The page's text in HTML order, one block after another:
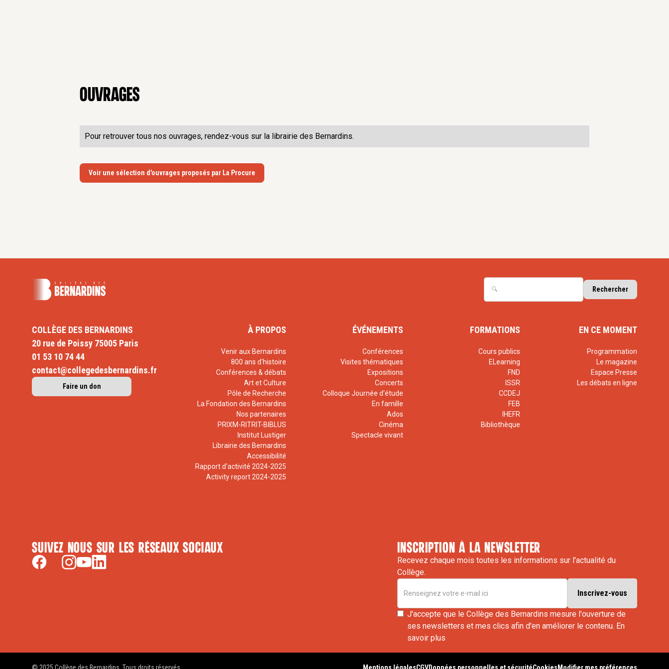
Ouvrages
Pour retrouver tous nos ouvrages, rendez-vous sur la librairie des Bernardins.
Voir une sélection d'ouvrages proposés par La Procure
COLLÈGE DES BERNARDINS
20 rue de Poissy 75005 Paris
01 53 10 74 44
contact@collegedesbernardins.fr
Faire un don
À PROPOS
Venir aux Bernardins
800 ans d'histoire
Conférences & débats
Art et Culture
Pôle de Recherche
La Fondation des Bernardins
Nos partenaires
PRIXM-RITRIT-BIBLUS
Institut Lustiger
Librairie des Bernardins
Accessibilité
Rapport d'activité 2024-2025
Activity report 2024-2025
ÉVÉNEMENTS
Conférences
Visites thématiques
Expositions
Concerts
Colloque Journée d'étude
En famille
Ados
Cinéma
Spectacle vivant
FORMATIONS
Cours publics
ELearning
FND
ISSR
CCDEJ
FEB
IHEFR
Bibliothèque
EN CE MOMENT
Programmation
Le magazine
Espace Presse
Les débats en ligne
Suivez nous sur les réseaux sociaux inscription à la newsletter
Recevez chaque mois toutes les informations sur l'actualité du
Collège.
J'accepte que le Collège des Bernardins mesure l'ouverture de
ses newsletters et mes clics afin d'en améliorer le contenu. En
savoir plus